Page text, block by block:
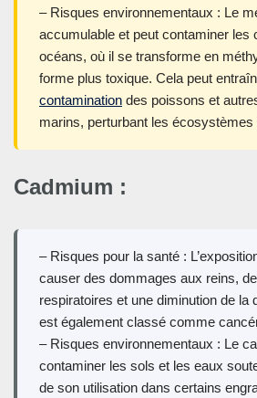
– Risques environnementaux : Le
accumulable et peut contaminer les
océans, où il se transforme en
forme plus toxique. Cela peut
contamination des poissons et
marins, perturbant les écosystèmes
Cadmium :
– Risques pour la santé :
causer des dommages aux reins,
respiratoires et une diminution de la
est également classé comme
– Risques environnementaux : Le
contaminer les sols et les eaux
de son utilisation dans certains